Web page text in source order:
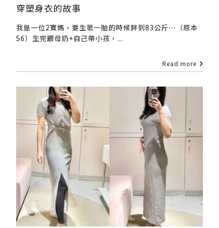
穿塑身衣的故事
我是一位2寶媽，要生第一胎的時候胖到83公斤⋯（原本
56）生完餵母奶+自己帶小孩，...
Read more